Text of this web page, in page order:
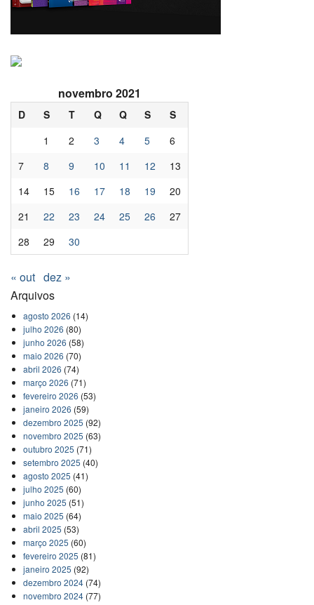
novembro 2021
D S T Q Q S
S
1
2 3 4 5
6
7
8 9 10 11 12
13
14
15 16 17 18 19
20
21
22 23 24 25 26
27
28
29 30
« out dez »
Arquivos
agosto 2026 (14)
julho 2026 (80)
junho 2026 (58)
maio 2026 (70)
abril 2026 (74)
março 2026 (71)
fevereiro 2026 (53)
janeiro 2026 (59)
dezembro 2025 (92)
novembro 2025 (63)
outubro 2025 (71)
setembro 2025 (40)
agosto 2025 (41)
julho 2025 (60)
junho 2025 (51)
maio 2025 (64)
abril 2025 (53)
março 2025 (60)
fevereiro 2025 (81)
janeiro 2025 (92)
dezembro 2024(74)
novembro 2024(77)